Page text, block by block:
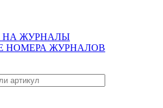
НА ЖУРНАЛЫ
НОМЕРА ЖУРНАЛОВ